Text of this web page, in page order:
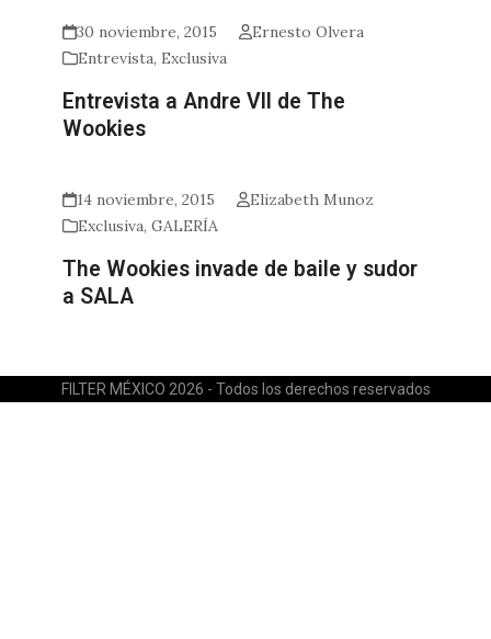
30 noviembre, 2015
Ernesto Olvera
Entrevista,Exclusiva
Entrevista a Andre VII de The
Wookies
14 noviembre, 2015
Elizabeth Munoz
Exclusiva,GALERÍA
The Wookies invade de baile y sudor
a SALA
FILTER MÉXICO 2026 - Todos los derechos reservados